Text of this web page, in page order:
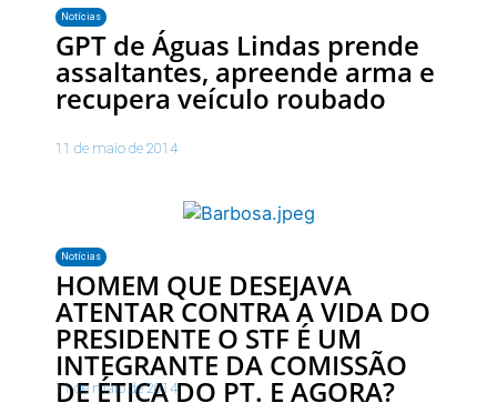
Notícias
GPT de Águas Lindas prende
assaltantes, apreende arma e
recupera veículo roubado
11 de maio de 2014
Notícias
HOMEM QUE DESEJAVA
ATENTAR CONTRA A VIDA DO
PRESIDENTE O STF É UM
INTEGRANTE DA COMISSÃO
11 de maio de 2014